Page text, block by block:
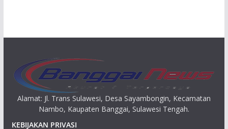
Alamat: Jl. Trans Sulawesi, Desa Sayambongin, Kecamatan
Nambo, Kaupaten Banggai, Sulawesi Tengah.
KEBIJAKAN PRIVASI